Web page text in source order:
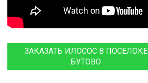
ЗАКАЗАТЬ ИЛОСОС В ПОСЕЛОКЕ
БУТОВО